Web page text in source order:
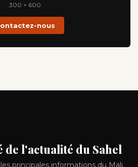
300 × 600
nous
de l'actualité du Sahel
principales informations du Mali,